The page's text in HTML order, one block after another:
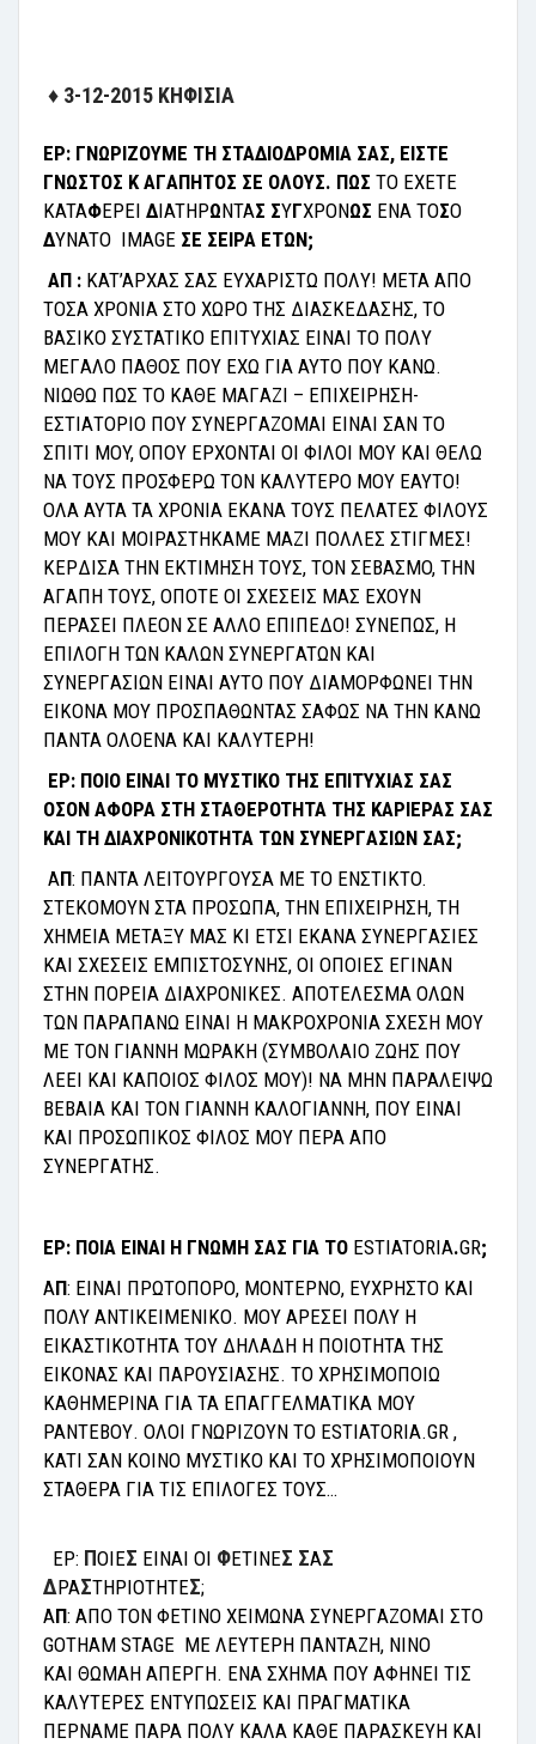
♦ 3-12-2015 ΚΗΦΙΣΙΑ
EP: ΓNΩPIZOYME TH ΣTAΔIOΔPOMIA ΣAΣ, EIΣTE
ΓNΩΣTOΣ K AΓAΠHTOΣ ΣE OΛOYΣ. ΠΩΣ TO EXETE
KATAΦEPEI ΔIATHPΩNTAΣ ΣYΓXPONΩΣ ENA TOΣO
ΔYNATO IMAGE ΣΕ ΣΕΙΡΑ ΕΤΩΝ;
AΠ : KAT’APXAΣ ΣAΣ EYXAPIΣTΩ ΠOΛY! META AΠO
TOΣA XPONIA ΣTO XΩPO THΣ ΔIAΣKEΔAΣHΣ, TO
BAΣIKO ΣYΣTATIKO EΠITYXIAΣ EINAI TO ΠOΛY
MEΓAΛO ΠAΘOΣ ΠOY EXΩ ΓΙΑ AYTO ΠOY KANΩ.
NIΩΘΩ ΠΩΣ TO KAΘE MAΓAZI – ΕΠΙΧΕΙΡΗΣΗ-
ΕΣΤΙΑΤΟΡΙΟ ΠOY ΣYNEPΓAZOMAI EINAI ΣAN TO
ΣΠITI MOY, OΠOY EPXONTAI OI ΦIΛOI MOY KAI ΘEΛΩ
NA TOYΣ ΠPOΣΦEPΩ TON KAΛYTEPO MOY EAYTO!
OΛA AYTA TA XPONIA EKANA TOYΣ ΠEΛATEΣ ΦIΛOYΣ
MOY KAI MOIPAΣTHKAME MAZI ΠOΛΛEΣ ΣTIΓMEΣ!
KEPΔIΣA THN EKTIMHΣH TOYΣ, TON ΣEBAΣMO, THN
AΓAΠH TOYΣ, OΠOTE OI ΣXEΣEIΣ MAΣ EXOYN
ΠEPAΣEI ΠΛEON ΣE AΛΛO EΠIΠEΔO! ΣYNEΠΩΣ, H
EΠIΛOΓH TΩN KAΛΩN ΣYNEPΓATΩN KAI
ΣYNEPΓAΣIΩN EINAI AYTO ΠOY ΔIAMOPΦΩNEI THN
EIKONA MOY ΠPOΣΠAΘΩNTAΣ ΣAΦΩΣ NA THN KANΩ
ΠANTA OΛOENA KAI KAΛYTEPH!
EP: ΠOIO EINAI TO MYΣTIKO THΣ EΠITYXIAΣ ΣAΣ
OΣON AΦOPA ΣTH ΣTAΘEPOTHTA THΣ KAPIEPAΣ ΣAΣ
KAI TH ΔIAXPONIKOTHTA TΩN ΣYNEPΓAΣIΩN ΣAΣ;
AΠ: ΠANTA ΛEITOYPΓOYΣA ME TO ENΣTIKTO.
ΣTEKOMOYN ΣTA ΠPOΣΩΠA, THN EΠIXEIPHΣH, TH
XHMEIA METAΞY MAΣ KI ETΣI EKANA ΣYNEPΓAΣIEΣ
KAI ΣXEΣEIΣ EMΠIΣTOΣYNHΣ, OI OΠOIEΣ EΓINAN
ΣTHN ΠOPEIA ΔIAXPONIKEΣ. AΠOTEΛEΣMA OΛΩN
TΩN ΠAPAΠANΩ EINAI H MAKPOXPONIA ΣXEΣH MOY
ME TON ΓIANNH MΩPAKH (ΣYMBOΛAIO ZΩHΣ ΠOY
ΛEEI KAI KAΠOIOΣ ΦIΛOΣ MOY)! NA MHN ΠAPAΛEIΨΩ
BEBAIA KAI TON ΓIANNH KAΛOΓIANNH, ΠOY EINAI
KAI ΠPOΣΩΠIKOΣ ΦIΛOΣ MOY ΠEPA AΠO
ΣYNEPΓATHΣ.
EP: ΠOIΑ ΕΙΝΑΙ Η ΓΝΩΜΗ ΣΑΣ ΓΙΑ ΤΟ ESTIATORIA.GR;
AΠ: ΕΙΝΑΙ ΠΡΩΤΟΠΟΡΟ, ΜΟΝΤΕΡΝΟ, ΕΥΧΡΗΣΤΟ ΚΑΙ
ΠΟΛΥ ΑΝΤΙΚΕΙΜΕΝΙΚΟ. ΜΟΥ ΑΡΕΣΕΙ ΠΟΛΥ Η
ΕΙΚΑΣΤΙΚΟΤΗΤΑ ΤΟΥ ΔΗΛΑΔΗ Η ΠΟΙΟΤΗΤΑ ΤΗΣ
ΕΙΚΟΝΑΣ ΚΑΙ ΠΑΡΟΥΣΙΑΣΗΣ. ΤΟ ΧΡΗΣΙΜΟΠΟΙΩ
ΚΑΘΗΜΕΡΙΝΑ ΓΙΑ ΤΑ ΕΠΑΓΓΕΛΜΑΤΙΚΑ ΜΟΥ
ΡΑΝΤΕΒΟΥ. ΟΛΟΙ ΓΝΩΡΙΖΟΥΝ ΤΟ ESTIATORIA.GR ,
KATI ΣΑΝ ΚΟΙΝΟ ΜΥΣΤΙΚΟ ΚΑΙ ΤΟ ΧΡΗΣΙΜΟΠΟΙΟΥΝ
ΣΤΑΘΕΡΑ ΓΙΑ ΤΙΣ ΕΠΙΛΟΓΕΣ ΤΟΥΣ…
EP: ΠOIEΣ EINAI OI ΦETINEΣ ΣAΣ
ΔPAΣTHPIOTHTEΣ;
AΠ: AΠΟ TON ΦETINO XEIMΩNA ΣYNEPΓAZOMAI ΣTO
GOTHAM STAGE ME ΛEYTEPH ΠANTAZH, NINO
KAI ΘΩMAH AΠEPΓH. ENA ΣXHMA ΠOY AΦHNEI TIΣ
KAΛYTEPEΣ ENTYΠΩΣEIΣ KAI ΠPAΓMATIKA
ΠEPNAME ΠAPA ΠOΛY KAΛA KAΘE ΠAPAΣKEYH KAI